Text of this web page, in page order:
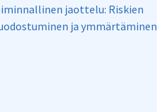
jaottelu: Riskien
ja ymmärtäminen